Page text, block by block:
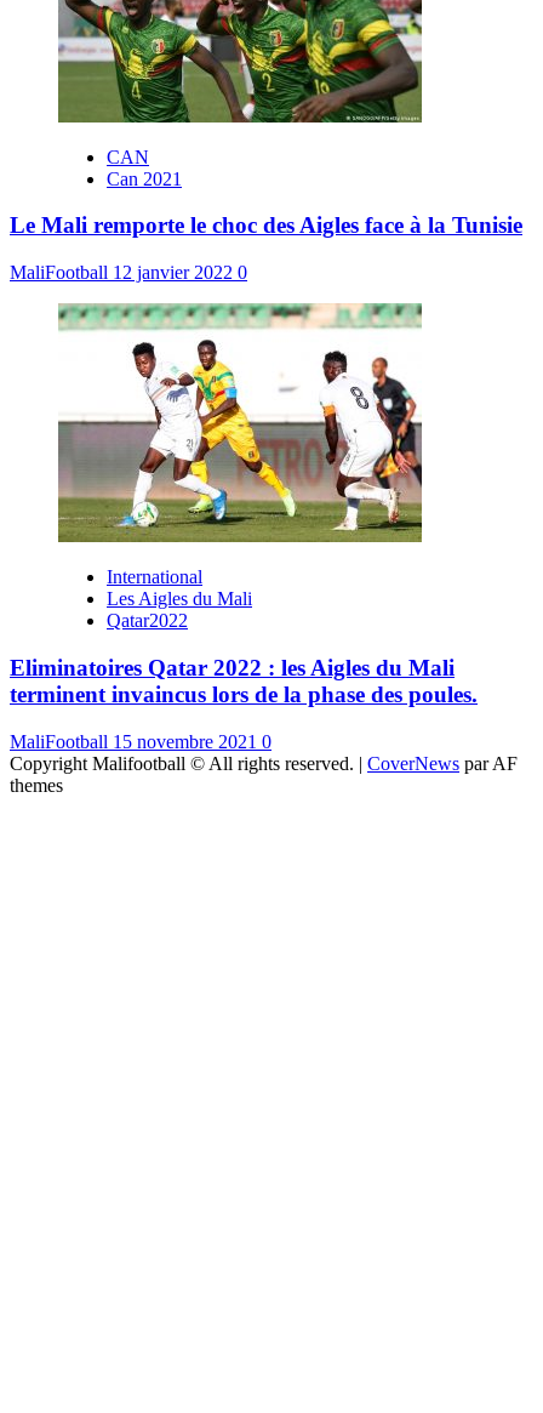
CAN
Can 2021
Le Mali remporte le choc des Aigles face à la Tunisie
MaliFootball 12 janvier 2022 0
International
Les Aigles du Mali
Qatar2022
Eliminatoires Qatar 2022 : les Aigles du Mali
terminent invaincus lors de la phase des poules.
MaliFootball 15 novembre 2021 0
Copyright Malifootball © All rights reserved. | CoverNews par AF
themes